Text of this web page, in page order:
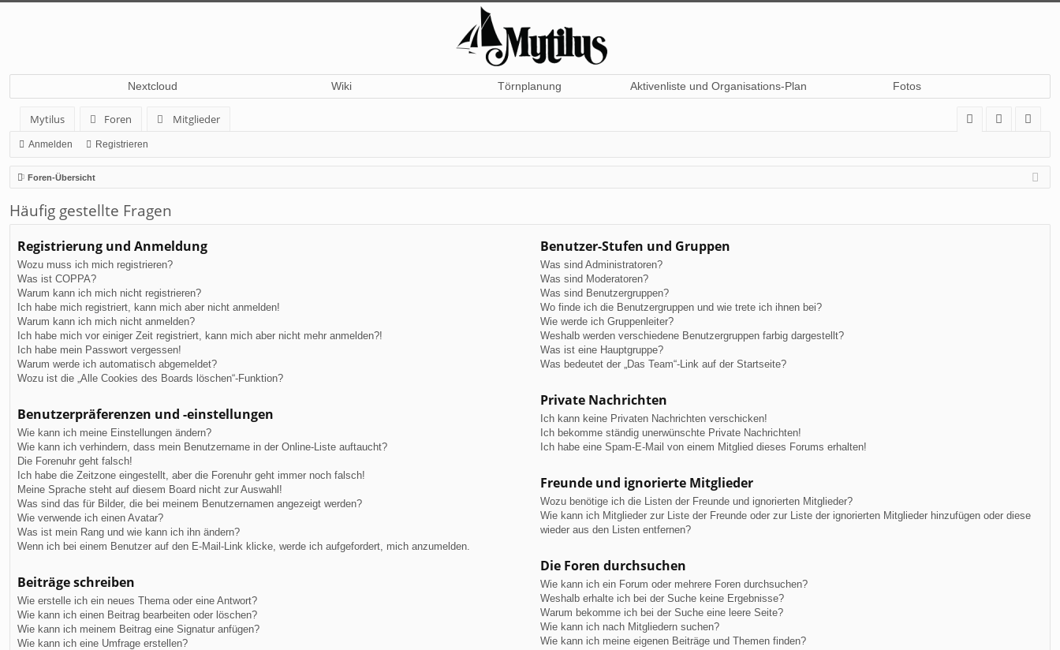
Nextcloud Wiki Törnplanung Aktivenliste und Organisations-Plan Fotos
Mytilus Foren
Mitglieder
Q
m
el
ist
rie
Anmelden Registrieren
Foren-Übersicht
Häufig gestellte Fragen
Registrierung und Anmeldung
Wozu muss ich mich registrieren?
Was ist COPPA?
Warum kann ich mich nicht registrieren?
Ich habe mich registriert, kann mich aber nicht anmelden!
Warum kann ich mich nicht anmelden?
Ich habe mich vor einiger Zeit registriert, kann mich aber nicht mehr anmelden?!
Ich habe mein Passwort vergessen!
Warum werde ich automatisch abgemeldet?
Wozu ist die „Alle Cookies des Boards löschen“-Funktion?
Benutzerpräferenzen und -einstellungen
Wie kann ich meine Einstellungen ändern?
Wie kann ich verhindern, dass mein Benutzername in der Online-Liste auftaucht?
Die Forenuhr geht falsch!
Ich habe die Zeitzone eingestellt, aber die Forenuhr geht immer noch falsch!
Meine Sprache steht auf diesem Board nicht zur Auswahl!
Was sind das für Bilder, die bei meinem Benutzernamen angezeigt werden?
Wie verwende ich einen Avatar?
Was ist mein Rang und wie kann ich ihn ändern?
Wenn ich bei einem Benutzer auf den E-Mail-Link klicke, werde ich aufgefordert, mich anzumelden.
Beiträge schreiben
Wie erstelle ich ein neues Thema oder eine Antwort?
Wie kann ich einen Beitrag bearbeiten oder löschen?
Wie kann ich meinem Beitrag eine Signatur anfügen?
Wie kann ich eine Umfrage erstellen?
Benutzer-Stufen und Gruppen
Was sind Administratoren?
Was sind Moderatoren?
Was sind Benutzergruppen?
Wo finde ich die Benutzergruppen und wie trete ich ihnen bei?
Wie werde ich Gruppenleiter?
Weshalb werden verschiedene Benutzergruppen farbig dargestellt?
Was ist eine Hauptgruppe?
Was bedeutet der „Das Team“-Link auf der Startseite?
Private Nachrichten
Ich kann keine Privaten Nachrichten verschicken!
Ich bekomme ständig unerwünschte Private Nachrichten!
Ich habe eine Spam-E-Mail von einem Mitglied dieses Forums erhalten!
Freunde und ignorierte Mitglieder
Wozu benötige ich die Listen der Freunde und ignorierten Mitglieder?
Wie kann ich Mitglieder zur Liste der Freunde oder zur Liste der ignorierten Mitglieder hinzufügen oder diese
wieder aus den Listen entfernen?
Die Foren durchsuchen
Wie kann ich ein Forum oder mehrere Foren durchsuchen?
Weshalb erhalte ich bei der Suche keine Ergebnisse?
Warum bekomme ich bei der Suche eine leere Seite?
Wie kann ich nach Mitgliedern suchen?
Wie kann ich meine eigenen Beiträge und Themen finden?